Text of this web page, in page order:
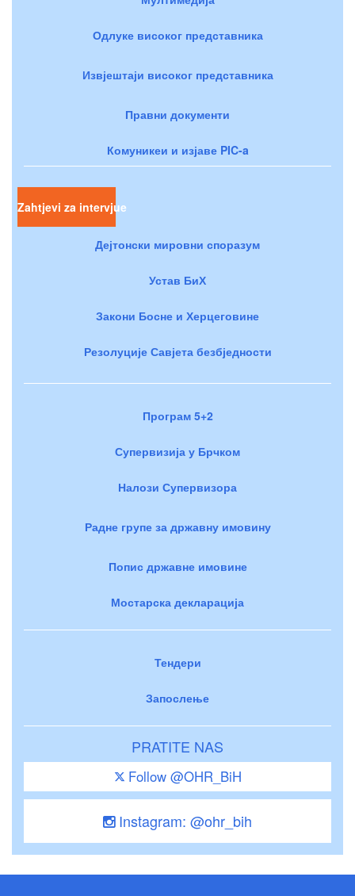
Одлуке високог представника
Извјештаји високог представника
Правни документи
Комуникеи и изјаве PIC-a
Zahtjevi za intervjue
Дејтонски мировни споразум
Устав БиХ
Закони Босне и Херцеговине
Резолуције Савјета безбједности
Програм 5+2
Супервизија у Брчком
Налози Супервизора
Радне групе за државну имовину
Попис државне имовине
Мостарска декларација
Тендери
Запослење
PRATITE NAS
Follow @OHR_BiH
Instagram: @ohr_bih